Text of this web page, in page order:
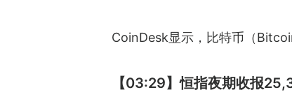
CoinDesk显示，比特币（
【03:29】恒指夜期收报